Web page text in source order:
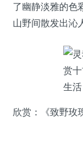
了幽静淡雅的色
山野间散发出沁
欣赏：《致野玫